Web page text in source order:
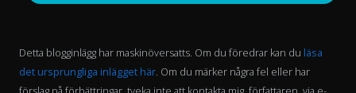
Detta blogginlägg har maskinöversatts. Om du föredrar kan du läsa
det ursprungliga inlägget här. Om du märker några fel eller har